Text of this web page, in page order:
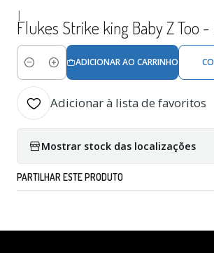
|
Flukes Strike king Baby Z Too
Quantidade
ADICIONAR AO CARRINHO
Adicionar à lista de favoritos
Mostrar stock das localizações
PARTILHAR ESTE PRODUTO